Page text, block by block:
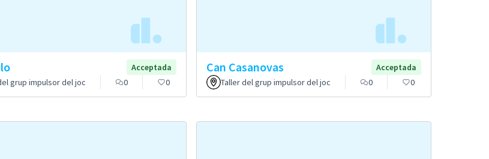
Acceptada
grup impulsor del joc
0 0
Can Casanovas
Acceptada
Taller del grup impulsor del joc
0 0